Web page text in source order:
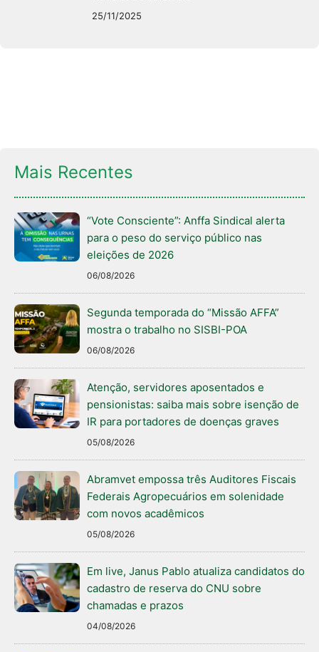
25/11/2025
Mais Recentes
“Vote Consciente”: Anffa Sindical alerta
para o peso do serviço público nas
eleições de 2026
06/08/2026
Segunda temporada do “Missão AFFA”
mostra o trabalho no SISBI-POA
06/08/2026
Atenção, servidores aposentados e
pensionistas: saiba mais sobre isenção de
IR para portadores de doenças graves
05/08/2026
Abramvet empossa três Auditores Fiscais
Federais Agropecuários em solenidade
com novos acadêmicos
05/08/2026
Em live, Janus Pablo atualiza candidatos do
cadastro de reserva do CNU sobre
chamadas e prazos
04/08/2026